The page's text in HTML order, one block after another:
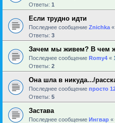
Ответы: 1
Если трудно идти
Последнее сообщение Znichka «
Ответы: 3
Зачем мы живем? В чем
Последнее сообщение Romy4 «
Ответы: 2
Она шла в никуда.../
Последнее сообщение просто
Ответы: 5
Застава
Последнее сообщение Ингвар «